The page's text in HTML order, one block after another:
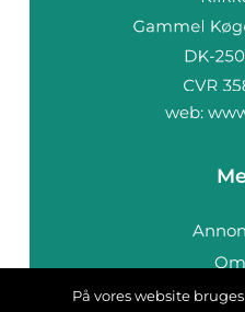
web:
På vores website